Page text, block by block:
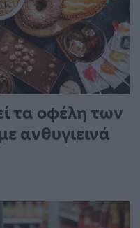
τα οφέλη των
ανθυγιεινά